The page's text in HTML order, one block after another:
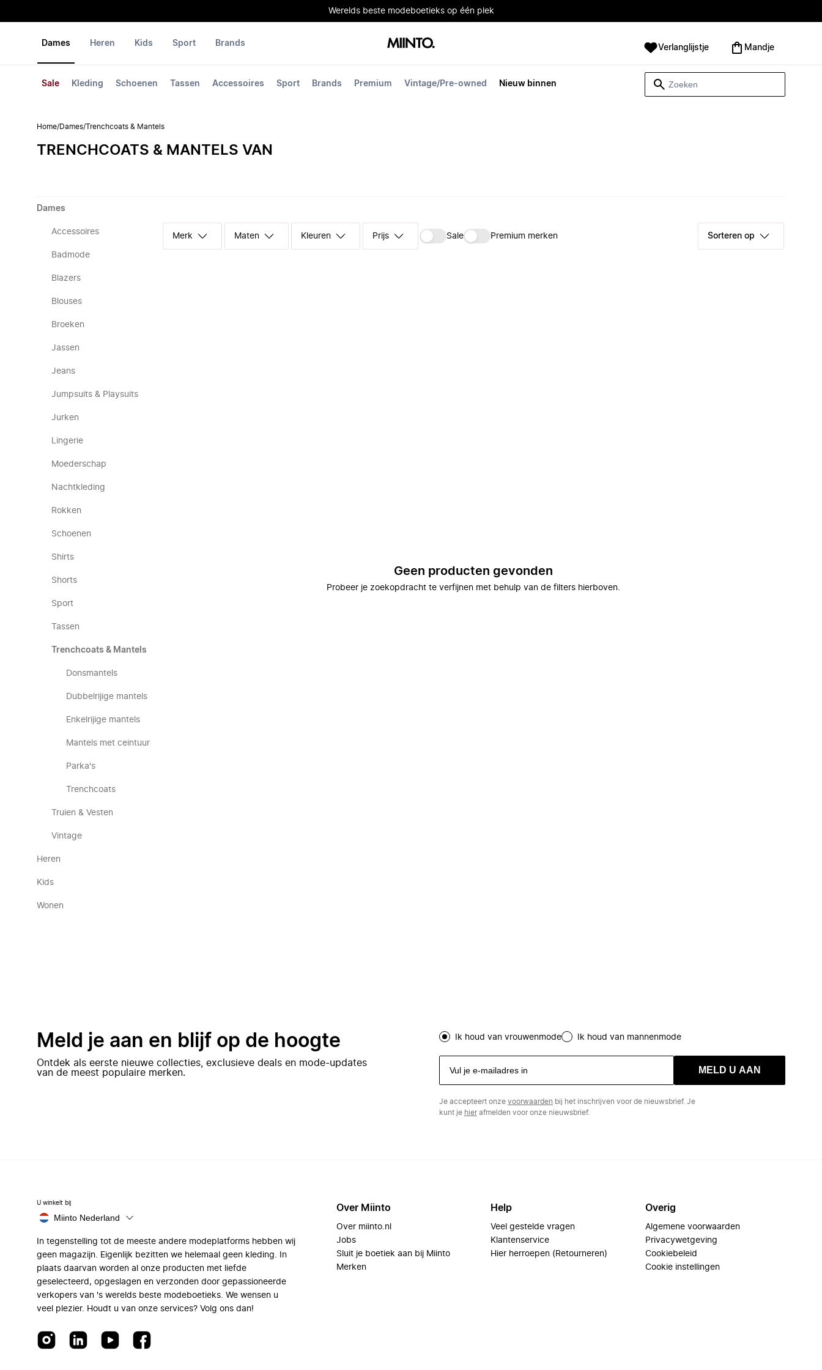
Werelds beste modeboetieks op één plek
Dames
Sale Kleding Schoenen Tassen Accessoires Sport Brands Premium Vintage/Pre-owned Nieuw binnen
Heren Kids Sport Brands Verlanglijstje Mandje
Home/Dames/Trenchcoats & Mantels
TRENCHCOATS & MANTELS VAN
Dames
Accessoires
Badmode
Blazers
Blouses
Broeken
Jassen
Jeans
Jumpsuits & Playsuits
Jurken
Lingerie
Moederschap
Nachtkleding
Rokken
Schoenen
Shirts
Shorts
Sport
Tassen
Trenchcoats & Mantels
Donsmantels
Dubbelrijige mantels
Enkelrijige mantels
Mantels met ceintuur
Parka's
Trenchcoats
Truien & Vesten
Vintage
Heren
Kids
Wonen
Merk Maten Kleuren Prijs Sale Premium merken Sorteren op
Geen producten gevonden
Probeer je zoekopdracht te verfijnen met behulp van de filters hierboven.
Meld je aan en blijf op de hoogte
Ontdek als eerste nieuwe collecties, exclusieve deals en mode-updates
van de meest populaire merken.
Ik houd van vrouwenmode Ik houd van mannenmode
MELD U AAN
Je accepteert onze voorwaarden bij het inschrijven voor de nieuwsbrief. Je
kunt je hierafmelden voor onze nieuwsbrief.
U winkelt bij
Miinto Nederland
In tegenstelling tot de meeste andere modeplatforms hebben wij
geen magazijn. Eigenlijk bezitten we helemaal geen kleding. In
plaats daarvan worden al onze producten met liefde
geselecteerd, opgeslagen en verzonden door gepassioneerde
verkopers van 's werelds beste modeboetieks. We wensen u
veel plezier. Houdt u van onze services? Volg ons dan!
Over Miinto
Over miinto.nl
Jobs
Sluit je boetiek aan bij Miinto
Merken
Help
Veel gestelde vragen
Klantenservice
Hier herroepen (Retourneren)
Overig
Algemene voorwaarden
Privacywetgeving
Cookiebeleid
Cookie instellingen